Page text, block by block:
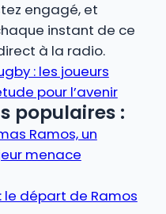
engagé, et
instant de ce
à la radio.
: les joueurs
pour l’avenir
populaires :
Ramos, un
menace
le départ de Ramos